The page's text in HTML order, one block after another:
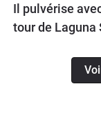
Il pulvérise
tour de Laguna